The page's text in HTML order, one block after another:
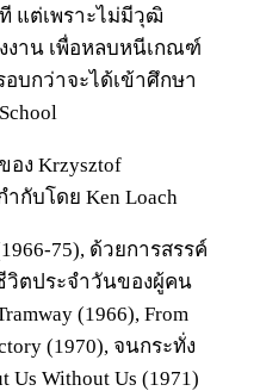
แต่เพราะไม่มีวุฒิ
งาน เพื่อหลบหนีเกณฑ์
บกว่าจะได้เข้าศึกษา
อง Krzysztof
ำกับโดย Ken Loach
75), ด้วยการสรรค์
วิตประจำวันของผู้คน
(1966), From
(1970), จนกระทั่ง
Us Without Us (1971)